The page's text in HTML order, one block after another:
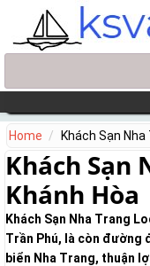
Skip to main content
Home Khách Sạn
Khách Sạn
Khánh Hòa
Khách Sạn Nha Trang
Trần Phú, là còn đường
biển Nha Trang, thuận